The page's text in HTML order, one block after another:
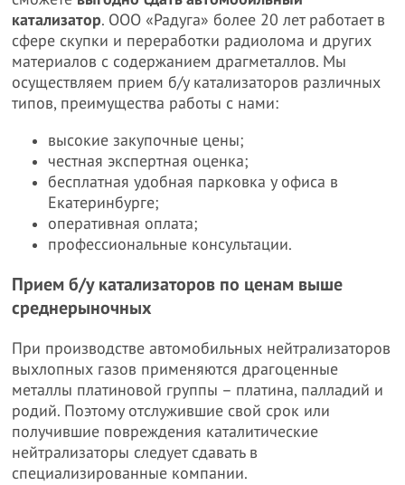
катализатор. ООО «Радуга» более 20 лет работает в
сфере скупки и переработки радиолома и других
материалов с содержанием драгметаллов. Мы
осуществляем прием б/у катализаторов различных
типов, преимущества работы с нами:
высокие закупочные цены;
честная экспертная оценка;
бесплатная удобная парковка у офиса в
Екатеринбурге;
оперативная оплата;
профессиональные консультации.
Прием б/у катализаторов по ценам выше
среднерыночных
При производстве автомобильных нейтрализаторов
выхлопных газов применяются драгоценные
металлы платиновой группы – платина, палладий и
родий. Поэтому отслужившие свой срок или
получившие повреждения каталитические
нейтрализаторы следует сдавать в
специализированные компании.